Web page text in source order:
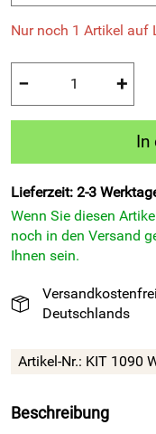
Nur noch 1 Artikel auf
− +
In
Lieferzeit: 2-3
Wenn Sie diesen
noch in den Versand
Ihnen sein.
Deutschlands
Artikel-Nr.: KIT 1090
Beschreibung